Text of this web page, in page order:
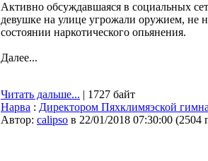
Активно обсуждавшаяся в социальных
девушке на улице угрожали оружием, не
состоянии наркотического опьянения.
Далее...
Читать дальше... | 1727 байт
Нарва : Директором Пяхклимяэской
Автор: calipso в 22/01/2018 07:30:00 (2504